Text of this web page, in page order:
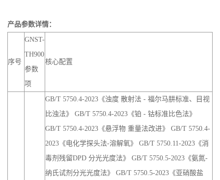
产品参数详情：
序号
GNST-
TH900
参数
项
核心配置
GB/T 5750.4-2023《浊度 散射法 - 福尔马肼标准、目视
比浊法》 GB/T 5750.4-2023《铂 - 钴标准比色法》
GB/T 5750.4-2023《悬浮物 重量法改进》 GB/T 5750.4-
2023《电化学探头法-溶解氧》 GB/T 5750.11-2023《消
毒剂残留DPD 分光光度法》 GB/T 5750.5-2023《氨氮-
纳氏试剂分光光度法》 GB/T 5750.5-2023《亚硝酸盐